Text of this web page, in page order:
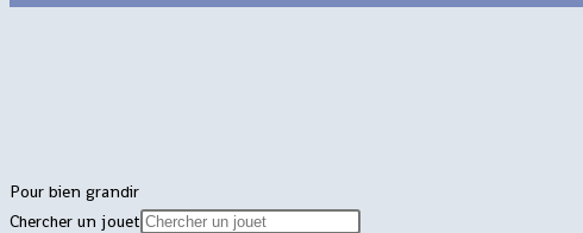
Pour bien grandir
Chercher un jouet